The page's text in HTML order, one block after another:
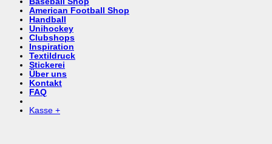
American Football Shop
Handball
Unihockey
Clubshops
Inspiration
Textildruck
Stickerei
Über uns
Kontakt
FAQ
Kasse +